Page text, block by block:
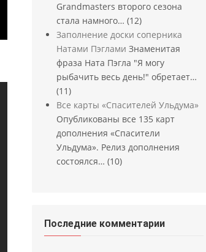
Grandmasters второго сезона
стала намного… (12)
Заполнение доски соперника
Натами Пэглами Знаменитая
фраза Ната Пэгла "Я могу
рыбачить весь день!" обретает…
(11)
Все карты «Спасителей Ульдума»
Опубликованы все 135 карт
дополнения «Спасители
Ульдума». Релиз дополнения
состоялся… (10)
Последние комментарии